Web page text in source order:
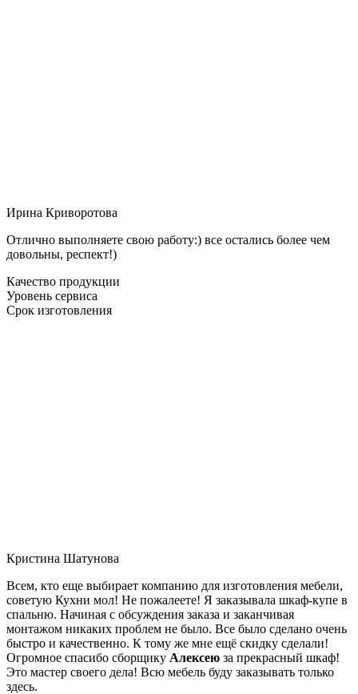
Ирина Криворотова
Отлично выполняете свою работу:) все остались более чем
довольны, респект!)
Качество продукции
Уровень сервиса
Срок изготовления
Кристина Шатунова
Всем, кто еще выбирает компанию для изготовления мебели,
советую Кухни мол! Не пожалеете! Я заказывала шкаф-купе в
спальню. Начиная с обсуждения заказа и заканчивая
монтажом никаких проблем не было. Все было сделано очень
быстро и качественно. К тому же мне ещё скидку сделали!
Огромное спасибо сборщику Алексею за прекрасный шкаф!
Это мастер своего дела! Всю мебель буду заказывать только
здесь.